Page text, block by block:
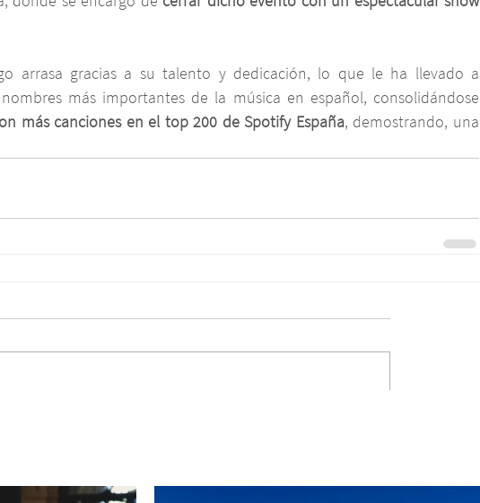
arrasa gracias a su talento y dedicación, lo que le ha llevado a
más importantes de la música en español, consolidándose
más canciones en el top 200 de Spotify España, demostrando, una